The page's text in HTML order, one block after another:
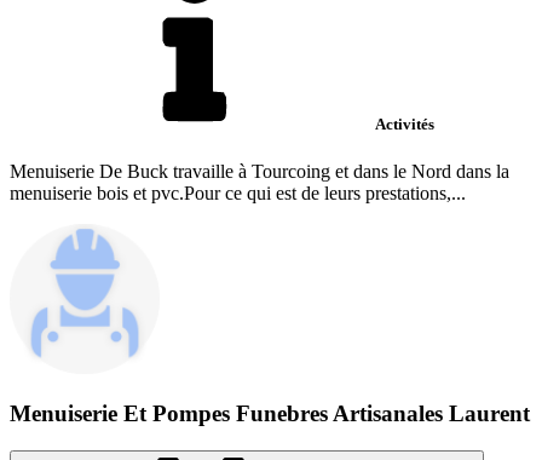
Activités
Menuiserie De Buck travaille à Tourcoing et dans le Nord dans la
menuiserie bois et pvc.Pour ce qui est de leurs prestations,...
Menuiserie Et Pompes Funebres Artisanales Laurent